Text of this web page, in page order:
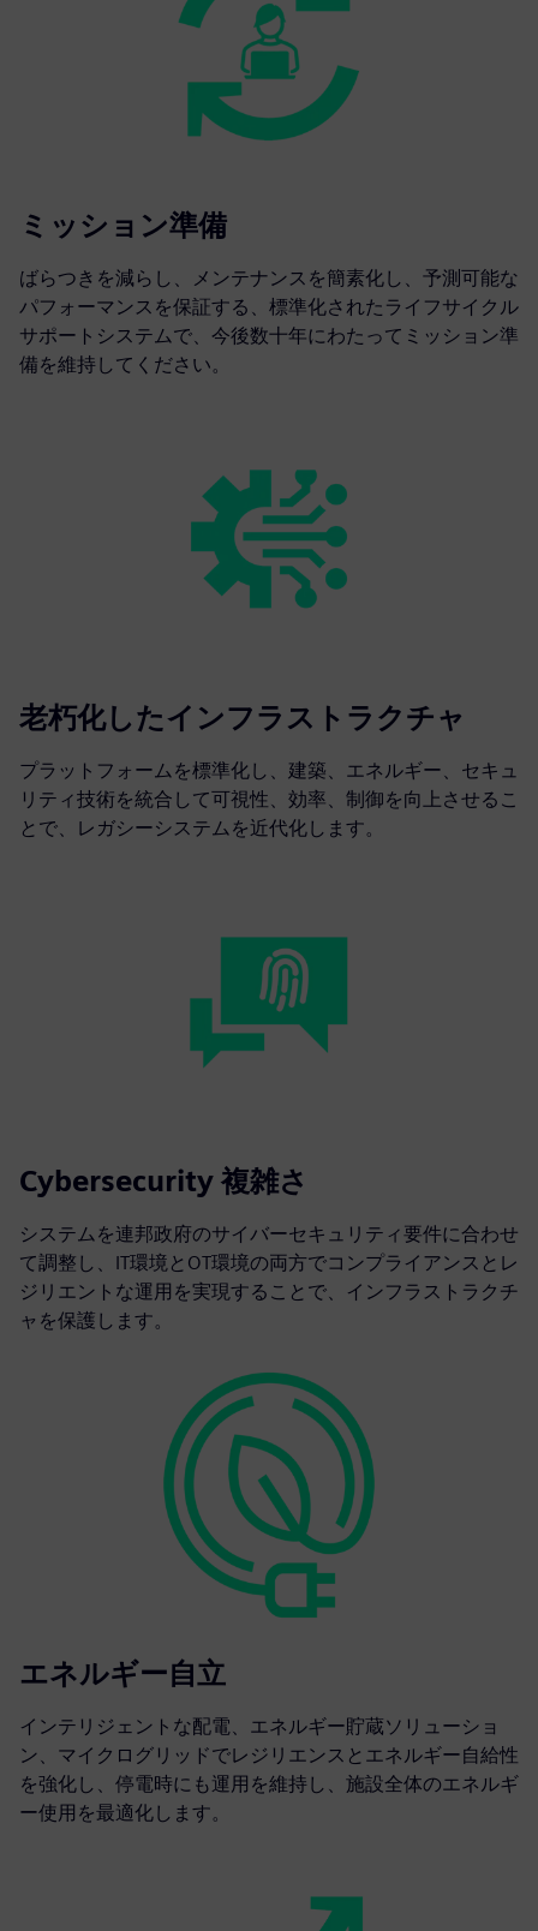
ミッション準備
ばらつきを減らし、メンテナンスを簡素化し、予測可能な
パフォーマンスを保証する、標準化されたライフサイクル
サポートシステムで、今後数十年にわたってミッション準
備を維持してください。
老朽化したインフラストラクチャ
プラットフォームを標準化し、建築、エネルギー、セキュ
リティ技術を統合して可視性、効率、制御を向上させるこ
とで、レガシーシステムを近代化します。
Cybersecurity 複雑さ
システムを連邦政府のサイバーセキュリティ要件に合わせ
て調整し、IT環境とOT環境の両方でコンプライアンスとレ
ジリエントな運用を実現することで、インフラストラクチ
ャを保護します。
エネルギー自立
インテリジェントな配電、エネルギー貯蔵ソリューショ
ン、マイクログリッドでレジリエンスとエネルギー自給性
を強化し、停電時にも運用を維持し、施設全体のエネルギ
ー使用を最適化します。